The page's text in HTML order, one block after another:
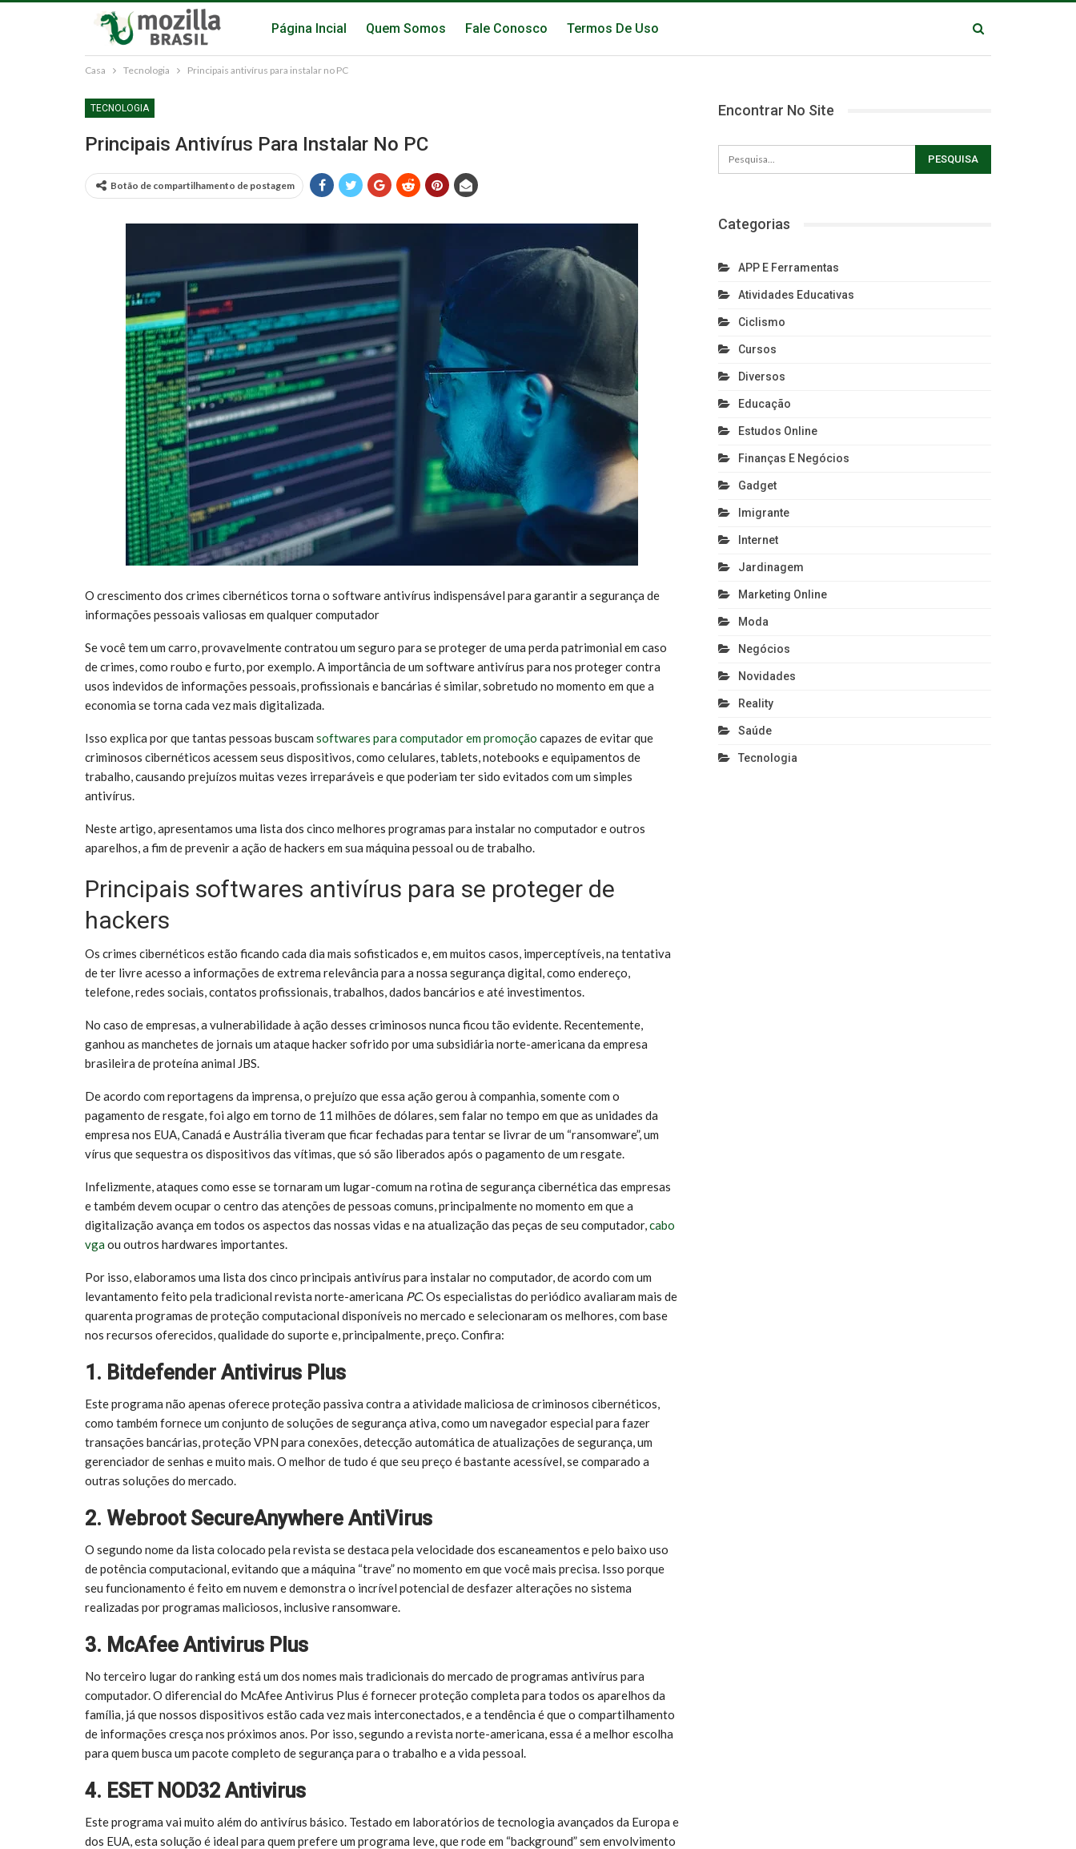
Página Incial Quem Somos Fale Conosco Termos De Uso
Casa Tecnologia Principais antivírus para instalar no PC
TECNOLOGIA
Principais Antivírus Para Instalar No PC
Botão de compartilhamento de postagem
O crescimento dos crimes cibernéticos torna o software antivírus indispensável para garantir a segurança de
informações pessoais valiosas em qualquer computador
Se você tem um carro, provavelmente contratou um seguro para se proteger de uma perda patrimonial em caso
de crimes, como roubo e furto, por exemplo. A importância de um software antivírus para nos proteger contra
usos indevidos de informações pessoais, profissionais e bancárias é similar, sobretudo no momento em que a
economia se torna cada vez mais digitalizada.
Isso explica por que tantas pessoas buscam softwares para computador em promoção capazes de evitar que
criminosos cibernéticos acessem seus dispositivos, como celulares, tablets, notebooks e equipamentos de
trabalho, causando prejuízos muitas vezes irreparáveis e que poderiam ter sido evitados com um simples
antivírus.
Neste artigo, apresentamos uma lista dos cinco melhores programas para instalar no computador e outros
aparelhos, a fim de prevenir a ação de hackers em sua máquina pessoal ou de trabalho.
Principais softwares antivírus para se proteger de
hackers
Os crimes cibernéticos estão ficando cada dia mais sofisticados e, em muitos casos, imperceptíveis, na tentativa
de ter livre acesso a informações de extrema relevância para a nossa segurança digital, como endereço,
telefone, redes sociais, contatos profissionais, trabalhos, dados bancários e até investimentos.
No caso de empresas, a vulnerabilidade à ação desses criminosos nunca ficou tão evidente. Recentemente,
ganhou as manchetes de jornais um ataque hacker sofrido por uma subsidiária norte-americana da empresa
brasileira de proteína animal JBS.
De acordo com reportagens da imprensa, o prejuízo que essa ação gerou à companhia, somente com o
pagamento de resgate, foi algo em torno de 11 milhões de dólares, sem falar no tempo em que as unidades da
empresa nos EUA, Canadá e Austrália tiveram que ficar fechadas para tentar se livrar de um “ransomware”, um
vírus que sequestra os dispositivos das vítimas, que só são liberados após o pagamento de um resgate.
Infelizmente, ataques como esse se tornaram um lugar-comum na rotina de segurança cibernética das empresas
e também devem ocupar o centro das atenções de pessoas comuns, principalmente no momento em que a
digitalização avança em todos os aspectos das nossas vidas e na atualização das peças de seu computador,cabo
vga ou outros hardwares importantes.
Por isso, elaboramos uma lista dos cinco principais antivírus para instalar no computador, de acordo com um
levantamento feito pela tradicional revista norte-americana PC. Os especialistas do periódico avaliaram mais de
quarenta programas de proteção computacional disponíveis no mercado e selecionaram os melhores, com base
nos recursos oferecidos, qualidade do suporte e, principalmente, preço. Confira:
1. Bitdefender Antivirus Plus
Este programa não apenas oferece proteção passiva contra a atividade maliciosa de criminosos cibernéticos,
como também fornece um conjunto de soluções de segurança ativa, como um navegador especial para fazer
transações bancárias, proteção VPN para conexões, detecção automática de atualizações de segurança, um
gerenciador de senhas e muito mais. O melhor de tudo é que seu preço é bastante acessível, se comparado a
outras soluções do mercado.
2. Webroot SecureAnywhere AntiVirus
O segundo nome da lista colocado pela revista se destaca pela velocidade dos escaneamentos e pelo baixo uso
de potência computacional, evitando que a máquina “trave” no momento em que você mais precisa. Isso porque
seu funcionamento é feito em nuvem e demonstra o incrível potencial de desfazer alterações no sistema
realizadas por programas maliciosos, inclusive ransomware.
3. McAfee Antivirus Plus
No terceiro lugar do ranking está um dos nomes mais tradicionais do mercado de programas antivírus para
computador. O diferencial do McAfee Antivirus Plus é fornecer proteção completa para todos os aparelhos da
família, já que nossos dispositivos estão cada vez mais interconectados, e a tendência é que o compartilhamento
de informações cresça nos próximos anos. Por isso, segundo a revista norte-americana, essa é a melhor escolha
para quem busca um pacote completo de segurança para o trabalho e a vida pessoal.
4. ESET NOD32 Antivirus
Este programa vai muito além do antivírus básico. Testado em laboratórios de tecnologia avançados da Europa e
dos EUA, esta solução é ideal para quem prefere um programa leve, que rode em “background” sem envolvimento
Encontrar No Site
Categorias
APP E Ferramentas
Atividades Educativas
Ciclismo
Cursos
Diversos
Educação
Estudos Online
Finanças E Negócios
Gadget
Imigrante
Internet
Jardinagem
Marketing Online
Moda
Negócios
Novidades
Reality
Saúde
Tecnologia